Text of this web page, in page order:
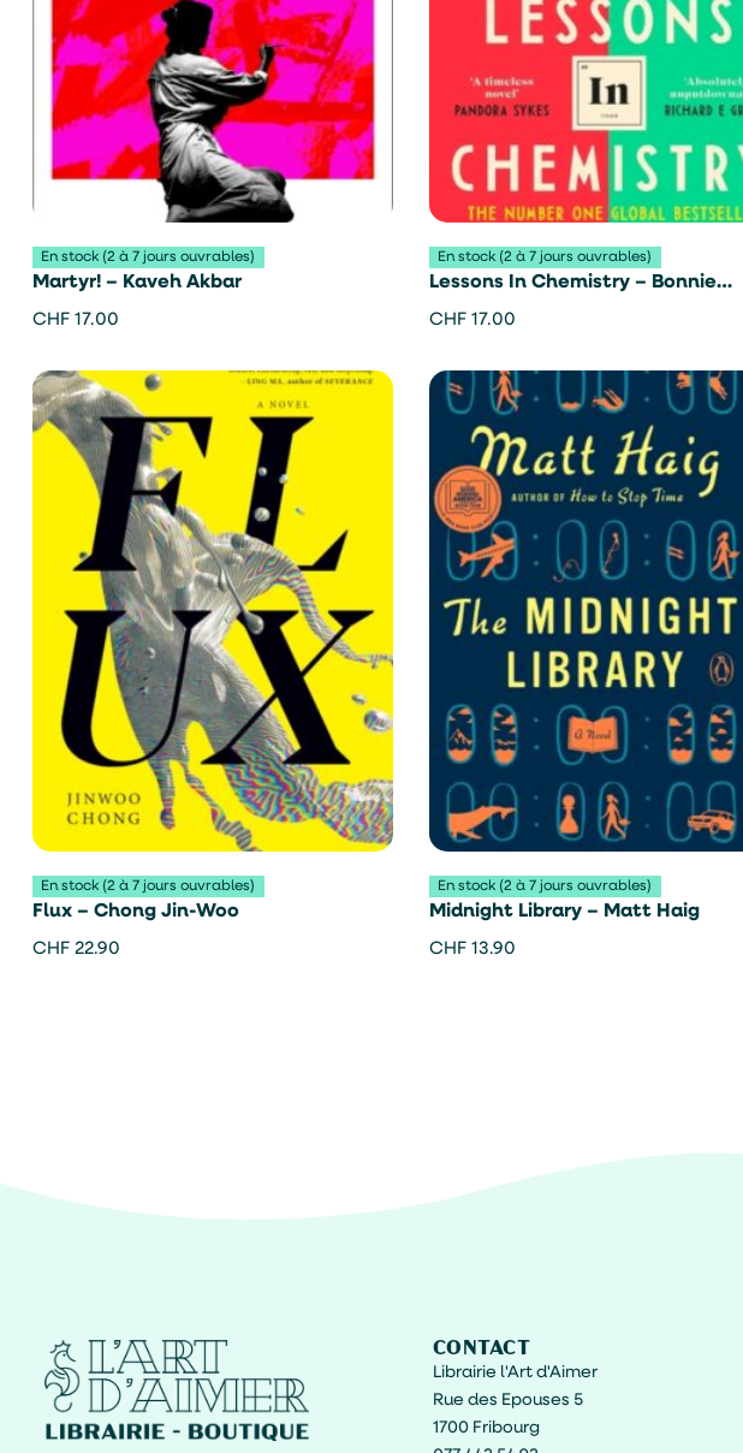
En stock (2 à 7 jours ouvrables)
Martyr! – Kaveh Akbar
CHF 17.00
En stock (2 à 7 jours ouvrables)
Lessons In Chemistry – Bonnie
Garmus
CHF 17.00
En stock (2 à 7 jours ouvrables)
Flux – Chong Jin-Woo
CHF 22.90
En stock (2 à 7 jours ouvrables)
Midnight Library – Matt Haig
CHF 13.90
CONTACT
Librairie l'Art d'Aimer
Rue des Epouses 5
1700 Fribourg